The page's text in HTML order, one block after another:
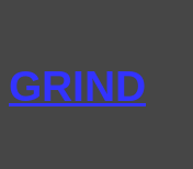
GRIND